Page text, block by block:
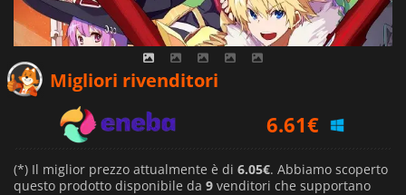
Migliori rivenditori
6.61€
6.05€
(*) Il miglior prezzo attualmente è di 6.05€. Abbiamo scoperto
questo prodotto disponibile da 9 venditori che supportano